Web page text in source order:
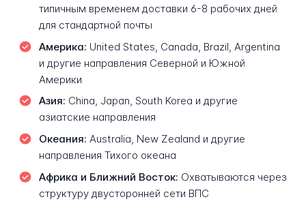
типичным временем доставки 6-8 рабочих дней
для стандартной почты
Америка: United States, Canada, Brazil, Argentina
и другие направления Северной и Южной
Америки
Азия: China, Japan, South Korea и другие
азиатские направления
Океания: Australia, New Zealand и другие
направления Тихого океана
Африка и Ближний Восток: Охватываются через
структуру двусторонней сети ВПС